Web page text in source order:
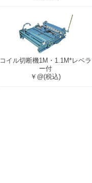
コイル切断機1M・1.1M*レベラ
ー付
￥@(税込)